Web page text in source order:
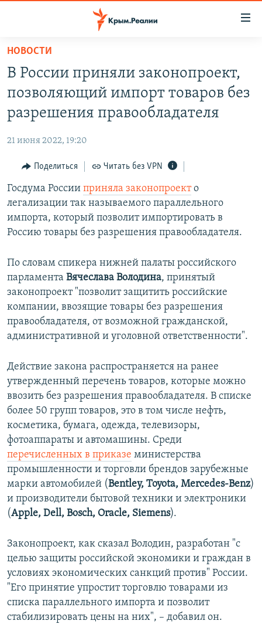
Вернуться
основному
содержанию
главной
Вернутся
поиску
11 ЛЕТ ОККУПАЦИИ КРЫМА. 11 ИСТОРИЙ СОПРОТИВЛЕНИЯ
ЕЩЕ
ИНТЕРАКТИВ
ИНФОГРАФИКА
ТЕЛЕПРОЕКТ КРЫМ.РЕАЛИИ
СОВЕТЫ ПРАВОЗАЩИТНИКОВ
ПОБЕДИТЕЛЕЙ НЕ СУДЯТ?
КРЫМ.НЕПОКОРЕННЫЙ
ELIFBE
УКРАИНСКАЯ ПРОБЛЕМА КРЫМА
РАДІО СВОБОДА
КАК ОБОЙТИ БЛОКИРОВКУ
Українською
ПРИСОЕДИНЯЙТЕСЬ!
НОВОСТИ
В России приняли законопроект,
позволяющий импорт товаров без
разрешения правообладателя
21 июня 2022, 19:20
Поделиться Читать без VPN
Госдума России приняла законопроекто
легализации так называемого параллельного
импорта, который позволит импортировать в
Россию товары без разрешения правообладателя.
По словам спикера нижней палаты российского
парламента Вячеслава Володина, принятый
законопроект "позволит защитить российские
компании, ввозящие товары без разрешения
правообладателя, от возможной гражданской,
административной и уголовной ответственности".
Действие закона распространяется на ранее
утвержденный перечень товаров, которые можно
ввозить без разрешения правообладателя. В списке
более 50 групп товаров, это в том числе нефть,
косметика, бумага, одежда, телевизоры,
фотоаппараты и автомашины. Среди
перечисленных в приказе министерства
промышленности и торговли брендов зарубежные
марки автомобилей (Bentley, Toyota, Mercedes-Benz)
и производители бытовой техники и электроники
(Apple, Dell, Bosch, Oracle, Siemens).
Законопроект, как сказал Володин, разработан "с
целью защиты российской экономики и граждан в
условиях экономических санкций против" России.
"Его принятие упростит торговлю товарами из
списка параллельного импорта и позволит
стабилизировать цены на них", – добавил он.